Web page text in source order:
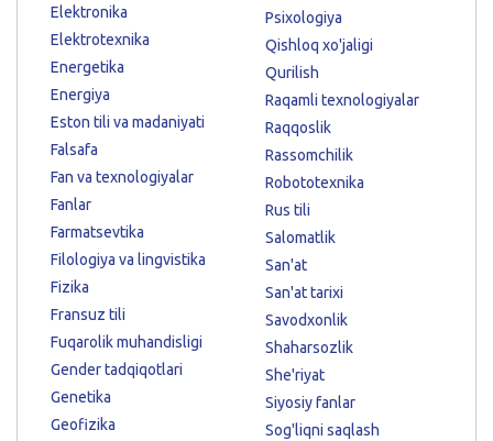
Elektronika
Elektrotexnika
Energetika
Energiya
Eston tili va madaniyati
Falsafa
Fan va texnologiyalar
Fanlar
Farmatsevtika
Filologiya va lingvistika
Fizika
Fransuz tili
Fuqarolik muhandisligi
Gender tadqiqotlari
Genetika
Geofizika
Psixologiya
Qishloq xo'jaligi
Qurilish
Raqamli texnologiyalar
Raqqoslik
Rassomchilik
Robototexnika
Rus tili
Salomatlik
San'at
San'at tarixi
Savodxonlik
Shaharsozlik
She'riyat
Siyosiy fanlar
Sog'liqni saqlash